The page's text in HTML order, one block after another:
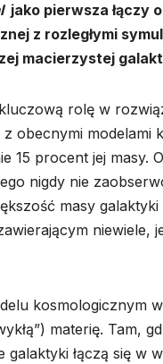
jako pierwsza łączy
z rozległymi
macierzystej
rolę w
obecnymi modelami
15 procent jej masy.
nigdy nie
masy
niewiele,
kosmologicznym
materię. Tam,
galaktyki łączą się w